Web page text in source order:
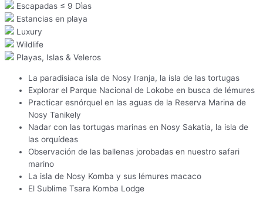
Escapadas ≤ 9 Dìas
Estancias en playa
Luxury
Wildlife
Playas, Islas & Veleros
La paradisiaca isla de Nosy Iranja, la isla de las tortugas
Explorar el Parque Nacional de Lokobe en busca de lémures
Practicar esnórquel en las aguas de la Reserva Marina de
Nosy Tanikely
Nadar con las tortugas marinas en Nosy Sakatia, la isla de
las orquídeas
Observación de las ballenas jorobadas en nuestro safari
marino
La isla de Nosy Komba y sus lémures macaco
El Sublime Tsara Komba Lodge